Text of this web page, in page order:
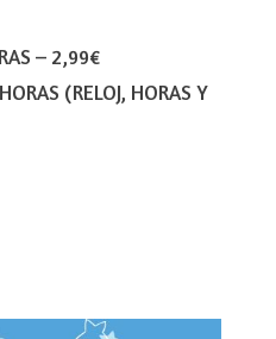
– 2,99€
(RELOJ, HORAS Y